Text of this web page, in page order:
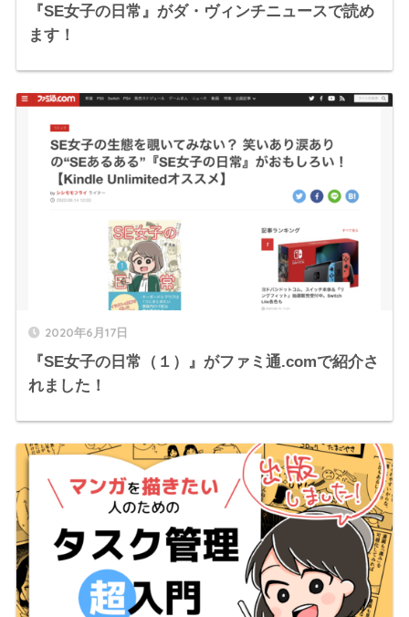
『SE女子の日常』がダ・ヴィンチニュースで読め
ます！
2020年6月17日
『SE女子の日常（１）』がファミ通.comで紹介さ
れました！